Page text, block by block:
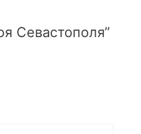
Севастополя”